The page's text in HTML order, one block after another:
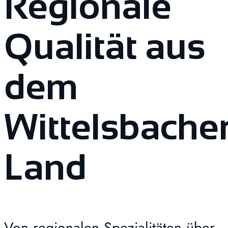
Qualität aus
dem
Land